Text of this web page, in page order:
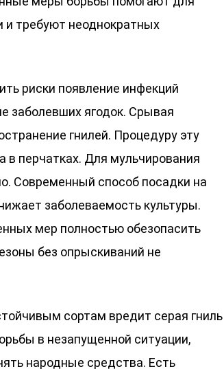
и требуют неоднократных
риски появление инфекций
заболевших ягодок. Срывая
гнилей. Процедуру эту
в перчатках. Для мульчирования
Современный способ посадки на
заболеваемость культуры.
мер полностью обезопасить
без опрыскиваний не
сортам вредит серая гниль
в незапущенной ситуации,
народные средства. Есть